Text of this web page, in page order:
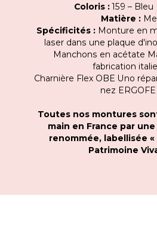
Coloris :159 –
Matière :
Spécificités :Monture en
laser dans une plaque
Manchons en acétate
fabrication
Charnière Flex OBE Uno
nez
Toutes nos montures
main en France par
renommée, labellisée
Patrimoine